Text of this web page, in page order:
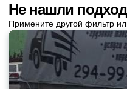
Не нашли
Примените другой фильтр